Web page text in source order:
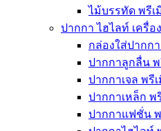
ไม้บรรทัด พรีเ
ปากกา ไฮไลท์ เครื่อ
กล่องใส่ปากก
ปากกาลูกลื่น พ
ปากกาเจล พรี
ปากกาเหล็ก พ
ปากกาแฟชั่น พ